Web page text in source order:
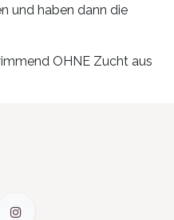
und haben dann die
OHNE Zucht aus